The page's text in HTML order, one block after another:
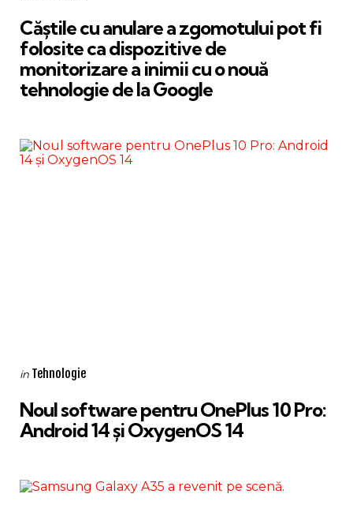
Căștile cu anulare a zgomotului pot fi
folosite ca dispozitive de
monitorizare a inimii cu o nouă
tehnologie de la Google
Categories
Posted
in Tehnologie
Noul software pentru OnePlus 10 Pro:
Android 14 și OxygenOS 14